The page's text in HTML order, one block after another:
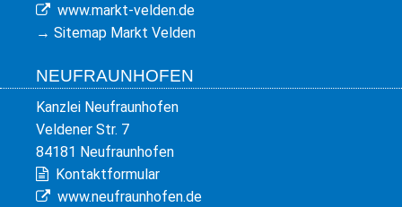
www.markt-velden.de
→ Sitemap Markt Velden
NEUFRAUNHOFEN
Kanzlei Neufraunhofen
Veldener Str. 7
84181 Neufraunhofen
Kontaktformular
www.neufraunhofen.de